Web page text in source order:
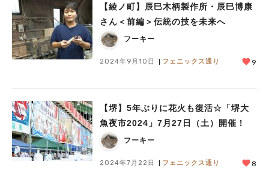
【綾ノ町】辰巳木柄製作所・辰巳博康
さん＜前編＞伝統の技を未来へ
フーキー
2024年9月10日 フェニックス通り 9
【堺】5年ぶりに花火も復活☆「堺大
魚夜市2024」7月27日（土）開催！
フーキー
2024年7月22日 フェニックス通り 8